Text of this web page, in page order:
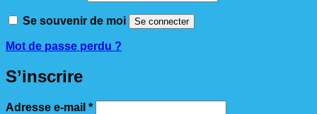
Se souvenir de moi Se connecter
Mot de passe perdu ?
S’inscrire
Adresse e-mail *Obligatoire